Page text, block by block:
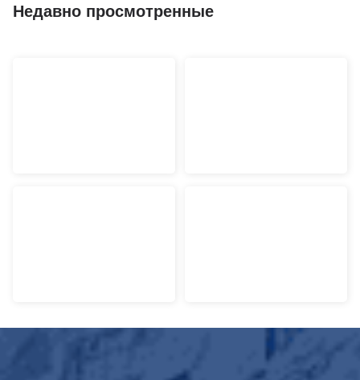
Недавно просмотренные